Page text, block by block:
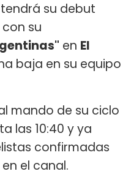
tendrá su debut
su
en El
baja en su equipo
mando de su ciclo
las 10:40 y ya
confirmadas
el canal.